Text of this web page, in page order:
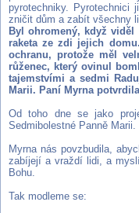
pyrotechniky.
zničit dům a zabít všechny
Byl ohromený, když viděl
raketa ze zdi jejich
ochranu, protože měl
růženec, který ovinul
tajemstvími a sedmi
Marii. Paní Myrna
Od toho dne se jako
Sedmibolestné Panně Marii.
Myrna nás povzbudila,
zabíjejí a vraždí lidi, a
Bohu.
Tak modleme se: